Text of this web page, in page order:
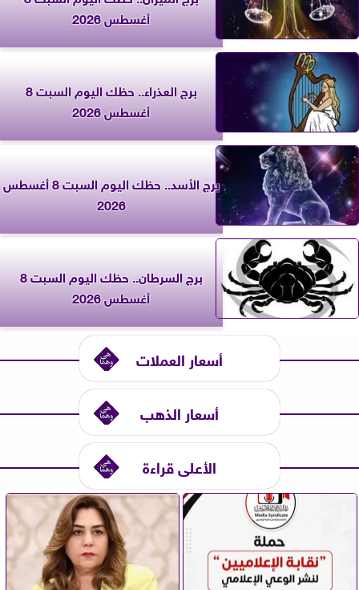
أغسطس 2026
برج العذراء.. حظك اليوم السبت 8
أغسطس 2026
برج الأسد.. حظك اليوم السبت 8 أغسطس
2026
برج السرطان.. حظك اليوم السبت 8
أغسطس 2026
أسعار العملات
أسعار الذهب
الأعلى قراءة